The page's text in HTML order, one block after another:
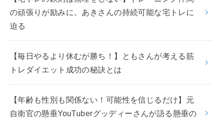
の頑張りが励みに。あきさんの持続可能な宅トレに
迫る
【毎日やるより休むが勝ち！】ともさんが考える筋
トレダイエット成功の秘訣とは
【年齢も性別も関係ない！可能性を信じるだけ】元
自衛官の懸垂YouTuberグッディーさんが語る懸垂の